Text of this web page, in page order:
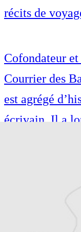
récits de
Cofondateur
Courrier des
est agrégé
écrivain. Il a